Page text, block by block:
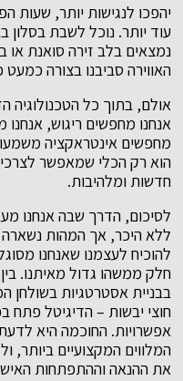
יהפכו לנגישות יותר, שעות
עוד יותר. נוכל לשבת בסלון
נמצאים בלב זירה סואנת או
האווירה סביבנו בצורה כמעט
אולם, בתוך כל הטכנולוגיה
אנחנו מחפשים ריגוש,
מחפשים אינטראקציה
הוא רק הכלי שמאפשר
חדשות ומלהיבות.
לסיכום, הדרך שבה אנחנו
ללא היכר, אך המהות נשארה
להוכיח לעצמנו שאנחנו
חלק ממשהו גדול מאיתנו.
בבניית אסטרטגיות בשולחן
חוצי יבשות – הדיגיטל פתח
אפשרויות. החוכמה היא
המלווים המקצועיים ביותר,
את ההנאה וההתפתחות